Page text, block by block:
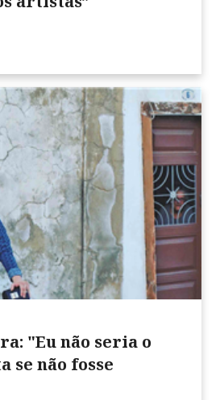
"Eu não seria o
se não fosse